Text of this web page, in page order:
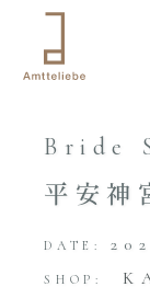
Bride
平安神
DATE:
SHOP: